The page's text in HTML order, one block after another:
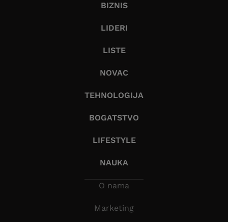
BIZNIS
LIDERI
LISTE
NOVAC
TEHNOLOGIJA
BOGATSTVO
LIFESTYLE
NAUKA
O nama
Marketing